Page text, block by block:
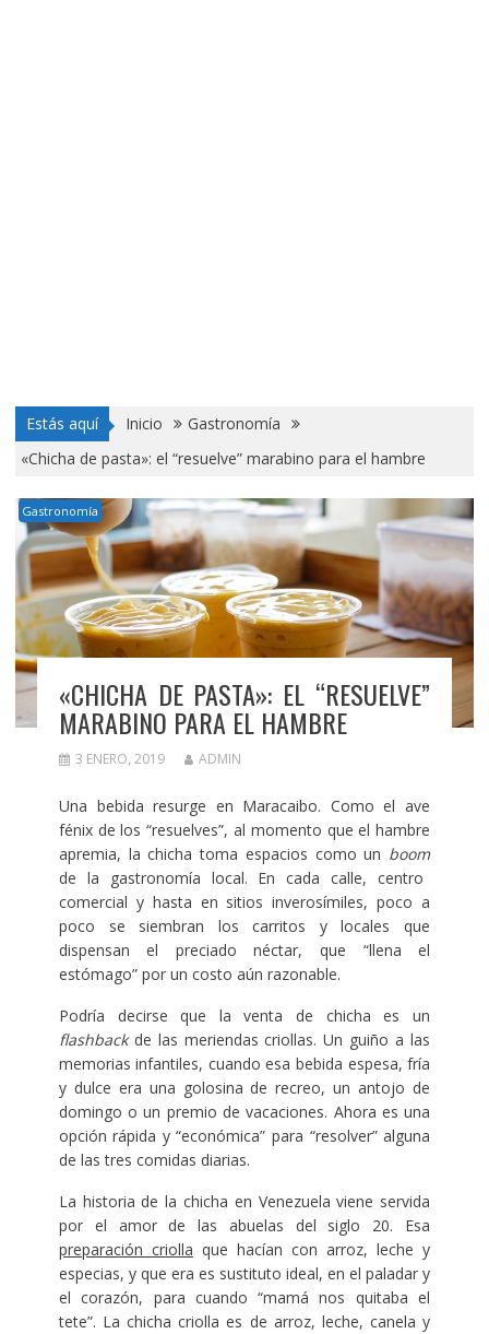
Estás aquí Inicio
Gastronomía
«Chicha de pasta»: el “resuelve” marabino para el hambre
Gastronomía
«CHICHA DE PASTA»: EL “RESUELVE”
MARABINO PARA EL HAMBRE
3 ENERO, 2019 ADMIN
Una bebida resurge en Maracaibo. Como el ave
fénix de los “resuelves”, al momento que el hambre
apremia, la chicha toma espacios como un boom
de la gastronomía local. En cada calle, centro
comercial y hasta en sitios inverosímiles, poco a
poco se siembran los carritos y locales que
dispensan el preciado néctar, que “llena el
estómago” por un costo aún razonable.
Podría decirse que la venta de chicha es un
flashback de las meriendas criollas. Un guiño a las
memorias infantiles, cuando esa bebida espesa, fría
y dulce era una golosina de recreo, un antojo de
domingo o un premio de vacaciones. Ahora es una
opción rápida y “económica” para “resolver” alguna
de las tres comidas diarias.
La historia de la chicha en Venezuela viene servida
por el amor de las abuelas del siglo 20. Esa
preparación criolla que hacían con arroz, leche y
especias, y que era es sustituto ideal, en el paladar y
el corazón, para cuando “mamá nos quitaba el
tete”. La chicha criolla es de arroz, leche, canela y